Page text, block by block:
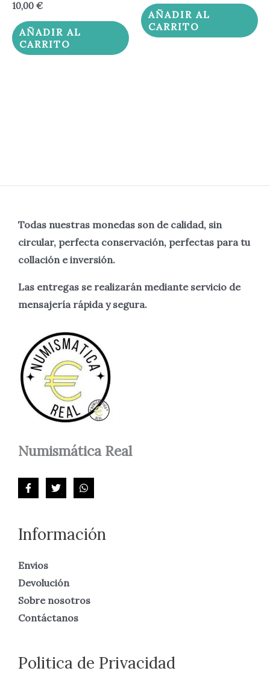
10,00 €
AÑADIR AL
CARRITO
AÑADIR AL
CARRITO
Todas nuestras monedas son de calidad, sin
circular, perfecta conservación, perfectas para tu
collación e inversión.
Las entregas se realizarán mediante servicio de
mensajería rápida y segura.
NumismáticaReal
Información
Envios
Devolución
Sobre nosotros
Contáctanos
Politica de Privacidad